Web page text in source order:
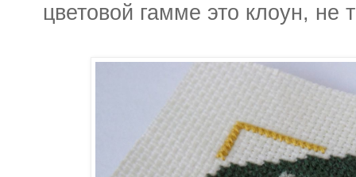
цветовой гамме это клоун, не